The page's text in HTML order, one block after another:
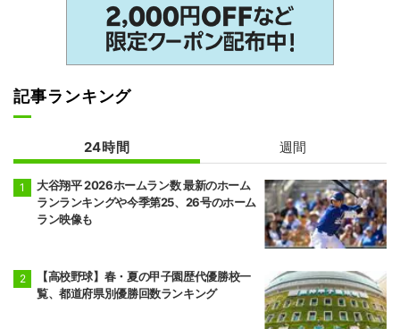
記事ランキング
24時間 週間
大谷翔平 2026ホームラン数 最新のホーム
ランランキングや今季第25、26号のホーム
ラン映像も
【高校野球】春・夏の甲子園歴代優勝校一
覧、都道府県別優勝回数ランキング